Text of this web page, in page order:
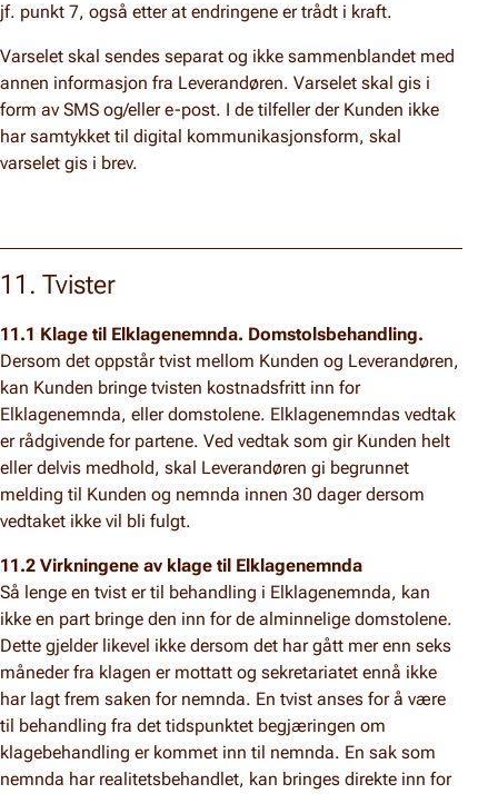
jf. punkt 7, også etter at endringene er trådt i kraft.
Varselet skal sendes separat og ikke sammenblandet med
annen informasjon fra Leverandøren. Varselet skal gis i
form av SMS og/eller e-post. I de tilfeller der Kunden ikke
har samtykket til digital kommunikasjonsform, skal
varselet gis i brev.
11. Tvister
11.1 Klage til Elklagenemnda. Domstolsbehandling.
Dersom det oppstår tvist mellom Kunden og Leverandøren,
kan Kunden bringe tvisten kostnadsfritt inn for
Elklagenemnda, eller domstolene. Elklagenemndas vedtak
er rådgivende for partene. Ved vedtak som gir Kunden helt
eller delvis medhold, skal Leverandøren gi begrunnet
melding til Kunden og nemnda innen 30 dager dersom
vedtaket ikke vil bli fulgt.
11.2 Virkningene av klage til Elklagenemnda
Så lenge en tvist er til behandling i Elklagenemnda, kan
ikke en part bringe den inn for de alminnelige domstolene.
Dette gjelder likevel ikke dersom det har gått mer enn seks
måneder fra klagen er mottatt og sekretariatet ennå ikke
har lagt frem saken for nemnda. En tvist anses for å være
til behandling fra det tidspunktet begjæringen om
klagebehandling er kommet inn til nemnda. En sak som
nemnda har realitetsbehandlet, kan bringes direkte inn for